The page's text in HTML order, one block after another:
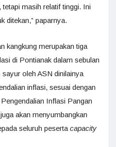
tetapi masih relatif tinggi. Ini
ditekan,” paparnya.
kangkung merupakan tiga
di Pontianak dalam sebulan
oleh ASN dinilainya
inflasi, sesuai dengan
Inflasi Pangan
akan menyumbangkan
seluruh peserta capacity